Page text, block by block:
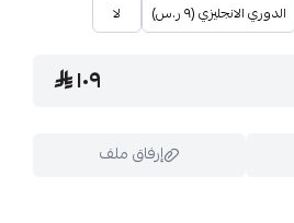
الدوري الانجليزي (٩ ر.س) لا
١٠٩
إرفاق ملف